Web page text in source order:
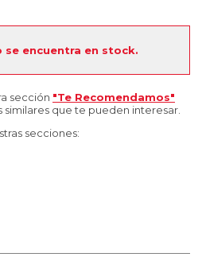
se encuentra en stock.
sección "Te Recomendamos"
que te pueden interesar.
secciones: